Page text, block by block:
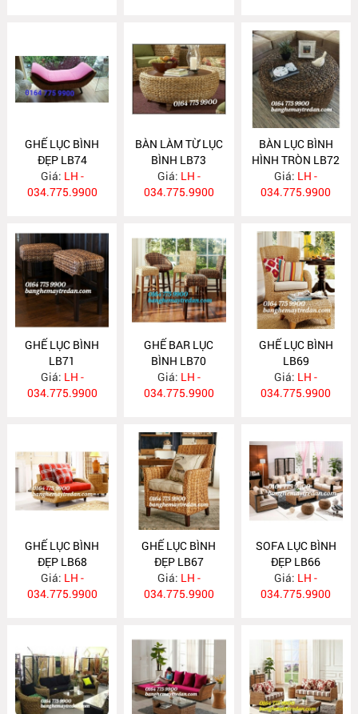
GHẾ LỤC BÌNH
ĐẸP LB74
Giá: LH -
034.775.9900
BÀN LÀM TỪ LỤC
BÌNH LB73
Giá: LH -
034.775.9900
BÀN LỤC BÌNH
HÌNH TRÒN LB72
Giá: LH -
034.775.9900
GHẾ LỤC BÌNH
LB71
Giá: LH -
034.775.9900
GHẾ BAR LỤC
BÌNH LB70
Giá: LH -
034.775.9900
GHẾ LỤC BÌNH
LB69
Giá: LH -
034.775.9900
GHẾ LỤC BÌNH
ĐẸP LB68
Giá: LH -
034.775.9900
GHẾ LỤC BÌNH
ĐẸP LB67
Giá: LH -
034.775.9900
SOFA LỤC BÌNH
ĐẸP LB66
Giá: LH -
034.775.9900